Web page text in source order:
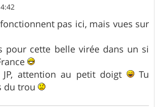
pas ici, mais vues sur
pour cette belle virée dans un si
JP, attention au petit doigt
Tu
du trou